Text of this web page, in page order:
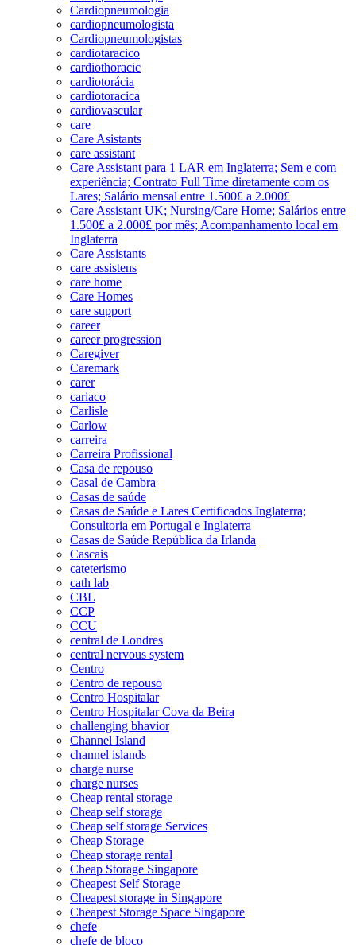
Cardiopneumologia
cardiopneumologista
Cardiopneumologistas
cardiotaracico
cardiothoracic
cardiotorácia
cardiotoracica
cardiovascular
care
Care Asistants
care assistant
Care Assistant para 1 LAR em Inglaterra; Sem e com
experiência; Contrato Full Time diretamente com os
Lares; Salário mensal entre 1.500£ a 2.000£
Care Assistant UK; Nursing/Care Home; Salários entre
1.500£ a 2.000£ por mês; Acompanhamento local em
Inglaterra
Care Assistants
care assistens
care home
Care Homes
care support
career
career progression
Caregiver
Caremark
carer
cariaco
Carlisle
Carlow
carreira
Carreira Profissional
Casa de repouso
Casal de Cambra
Casas de saúde
Casas de Saúde e Lares Certificados Inglaterra;
Consultoria em Portugal e Inglaterra
Casas de Saúde República da Irlanda
Cascais
cateterismo
cath lab
CBL
CCP
CCU
central de Londres
central nervous system
Centro
Centro de repouso
Centro Hospitalar
Centro Hospitalar Cova da Beira
challenging bhavior
Channel Island
channel islands
charge nurse
charge nurses
Cheap rental storage
Cheap self storage
Cheap self storage Services
Cheap Storage
Cheap storage rental
Cheap Storage Singapore
Cheapest Self Storage
Cheapest storage in Singapore
Cheapest Storage Space Singapore
chefe
chefe de bloco